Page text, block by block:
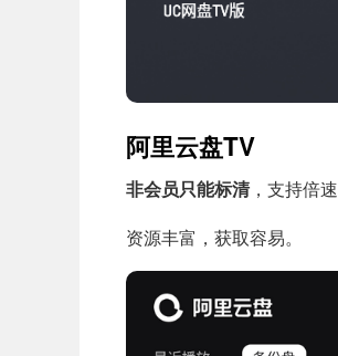
阿里云盘TV
非会员只能标清，支持倍
资源丰富，获取容易。